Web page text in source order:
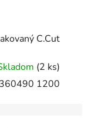
C.Cut
(2 ks)
360490 1200